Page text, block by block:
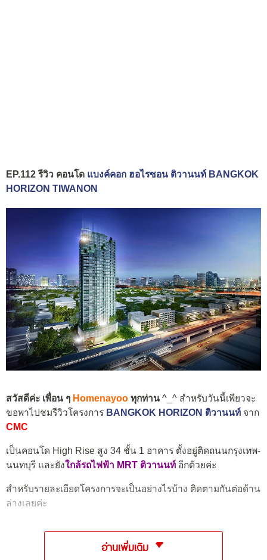
EP.112 รีวิว คอนโด แบงค์คอก ฮอไรซอน ติวานนท์ BANGKOK
HORIZON TIWANON
สวัสดีค่ะ เพื่อน ๆ Homenayoo ทุกท่าน ^_^ สำหรับวันนี้เพียวจะ
ขอพาไปชมรีวิวโครงการ BANGKOK HORIZON ติวานนท์ จาก
CMC
เป็นคอนโด High Rise สูง 34 ชั้น 1 อาคาร ตั้งอยู่ติดถนนกรุงเทพ-
นนทบุรี และยังใกล้รถไฟฟ้า MRT ติวานนท์ อีกด้วยค่ะ
สำหรับรายละเอียดโครงการจะเป็นอย่างไรบ้าง ติดตามกันต่อด้าน
ล่างเลยค่ะ
อ่านเพิ่มเติม